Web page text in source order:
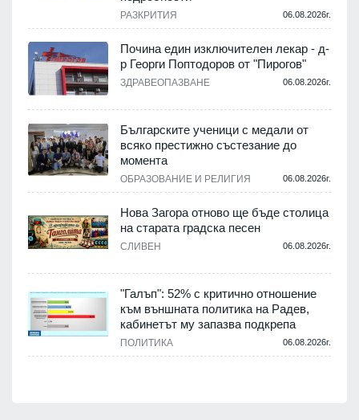
РАЗКРИТИЯ 06.08.2026г.
Почина един изключителен лекар - д-
р Георги Поптодоров от "Пирогов"
ЗДРАВЕОПАЗВАНЕ 06.08.2026г.
Българските ученици с медали от
всяко престижно състезание до
момента
ОБРАЗОВАНИЕ И РЕЛИГИЯ 06.08.2026г.
Нова Загора отново ще бъде столица
на старата градска песен
СЛИВЕН 06.08.2026г.
"Галъп": 52% с критично отношение
към външната политика на Радев,
кабинетът му запазва подкрепа
ПОЛИТИКА 06.08.2026г.